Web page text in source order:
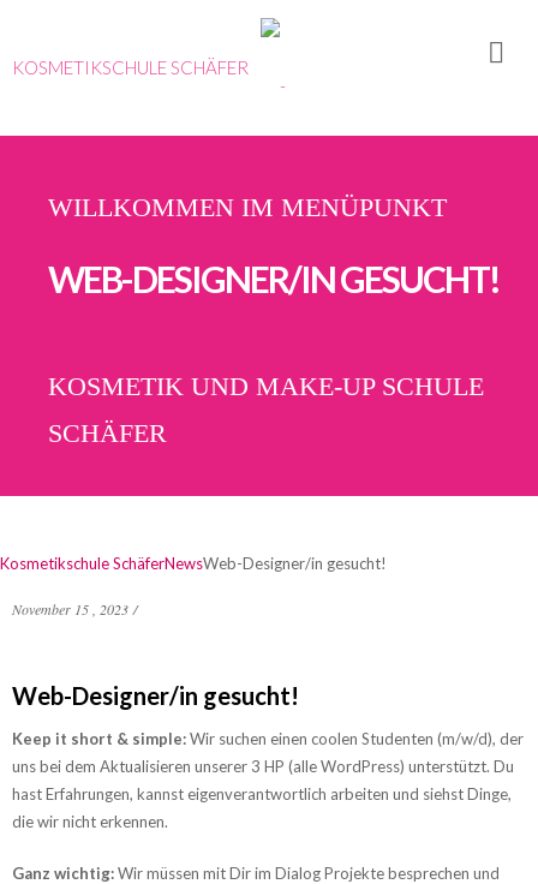
KOSMETIKSCHULE SCHÄFER
WILLKOMMEN IM MENÜPUNKT
WEB-DESIGNER/IN GESUCHT!
KOSMETIK UND MAKE-UP SCHULE
SCHÄFER
Kosmetikschule SchäferNewsWeb-Designer/in gesucht!
November 15 , 2023 /
Web-Designer/in gesucht!
Keep it short & simple:Wir suchen einen coolen Studenten (m/w/d), der
uns bei dem Aktualisieren unserer 3 HP (alle WordPress) unterstützt. Du
hast Erfahrungen, kannst eigenverantwortlich arbeiten und siehst Dinge,
die wir nicht erkennen.
Ganz wichtig:Wir müssen mit Dir im Dialog Projekte besprechen und